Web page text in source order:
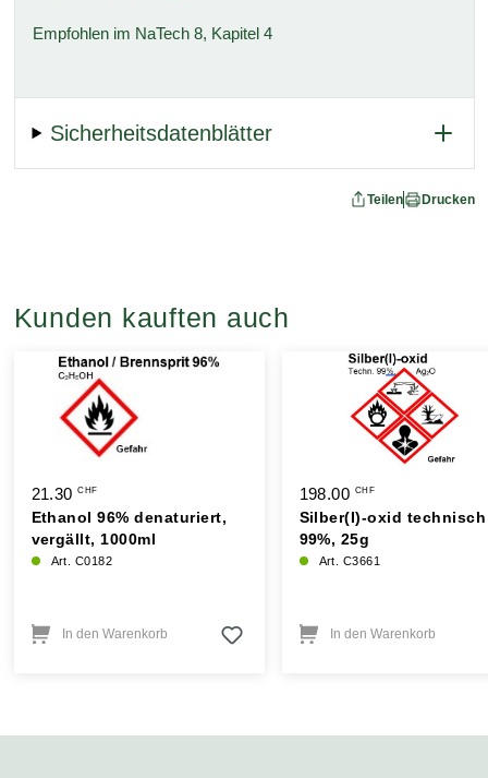
Empfohlen im NaTech 8, Kapitel 4
Sicherheitsdatenblätter
Teilen Drucken
Kunden kauften auch
21.30CHF
Ethanol 96% denaturiert,
vergällt, 1000ml
Art. C0182
In den Warenkorb
198.00 CHF
Silber(I)-oxid technisch
99%, 25g
Art. C3661
In den Warenkorb